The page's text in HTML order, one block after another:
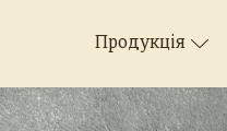
Продукція